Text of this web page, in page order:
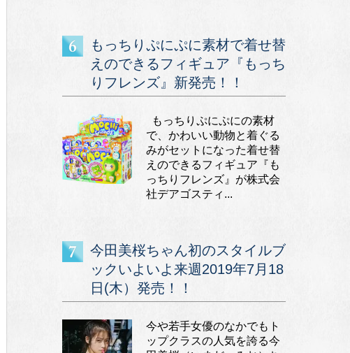
もっちりぷにぷに素材で着せ替
えのできるフィギュア『もっち
りフレンズ』新発売！！
もっちりぷにぷにの素材
で、かわいい動物と着ぐる
みがセットになった着せ替
えのできるフィギュア『も
っちりフレンズ』が株式会
社デアゴスティ...
今田美桜ちゃん初のスタイルブ
ックいよいよ来週2019年7月18
日(木）発売！！
今や若手女優のなかでもト
ップクラスの人気を誇る今